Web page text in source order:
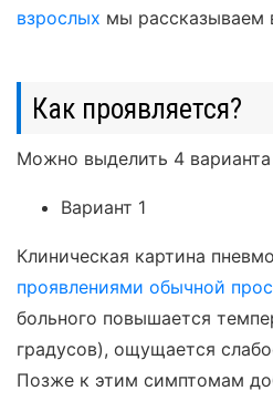
взрослых мы рассказываем
Как проявляется?
Можно выделить 4
Вариант 1
Клиническая картина
проявлениями обычной
больного повышается
градусов), ощущается
Позже к этим симптомам